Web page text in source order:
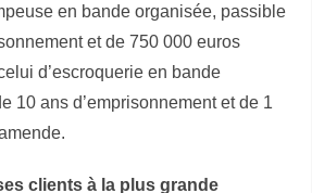
en bande organisée, passible
et de 750 000 euros
d’escroquerie en bande
10 ans d’emprisonnement et de 1
clients à la plus grande